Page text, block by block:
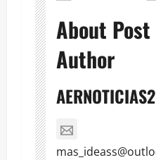
About Post
Author
AERNOTICIAS2